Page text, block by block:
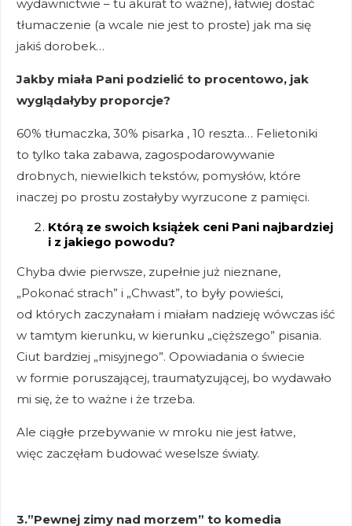
wydawnictwie – tu akurat to ważne), łatwiej dostać
tłumaczenie (a wcale nie jest to proste) jak ma się
jakiś dorobek…
Jakby miała Pani podzielić to procentowo, jak
wyglądałyby proporcje?
60% tłumaczka, 30% pisarka , 10 reszta… Felietoniki
to tylko taka zabawa, zagospodarowywanie
drobnych, niewielkich tekstów, pomysłów, które
inaczej po prostu zostałyby wyrzucone z pamięci.
Którą ze swoich książek ceni Pani najbardziej
i z jakiego powodu?
Chyba dwie pierwsze, zupełnie już nieznane,
„Pokonać strach” i „Chwast”, to były powieści,
od których zaczynałam i miałam nadzieję wówczas iść
w tamtym kierunku, w kierunku „cięższego” pisania.
Ciut bardziej „misyjnego”. Opowiadania o świecie
w formie poruszającej, traumatyzującej, bo wydawało
mi się, że to ważne i że trzeba.
Ale ciągłe przebywanie w mroku nie jest łatwe,
więc zaczęłam budować weselsze światy.
3.”Pewnej zimy nad morzem” to komedia